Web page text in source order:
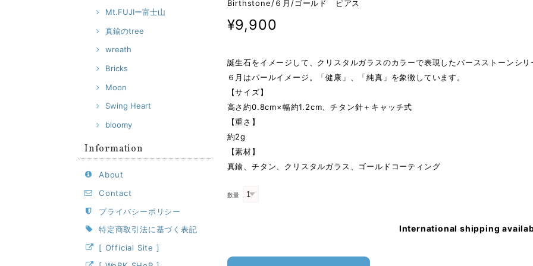
Mt.FUJIー富士山
真鍮のtree
wreath
Bricks
Moon
Swing Heart
bloomy
Information
About
Contact
プライバシーポリシー
特定商取引法に基づく表記
[ Official Site ]
Birthstone/６月/ゴールド ピアス
¥9,900
誕生石をイメージして、クリスタルガラスのカラーで表現したバースストーンシリ
６月はパールイメージ。「健康」、「純真」を象徴しています。
【サイズ】
高さ約0.8cm×幅約1.2cm、チタン針＋キャッチ式
【重さ】
約2g
【素材】
真鍮、チタン、クリスタルガラス、ゴールドコーティング
数量
International shipping